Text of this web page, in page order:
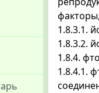
1.8.3.1.
1.8.3.2.
1.8.4.
1.8.4.1.